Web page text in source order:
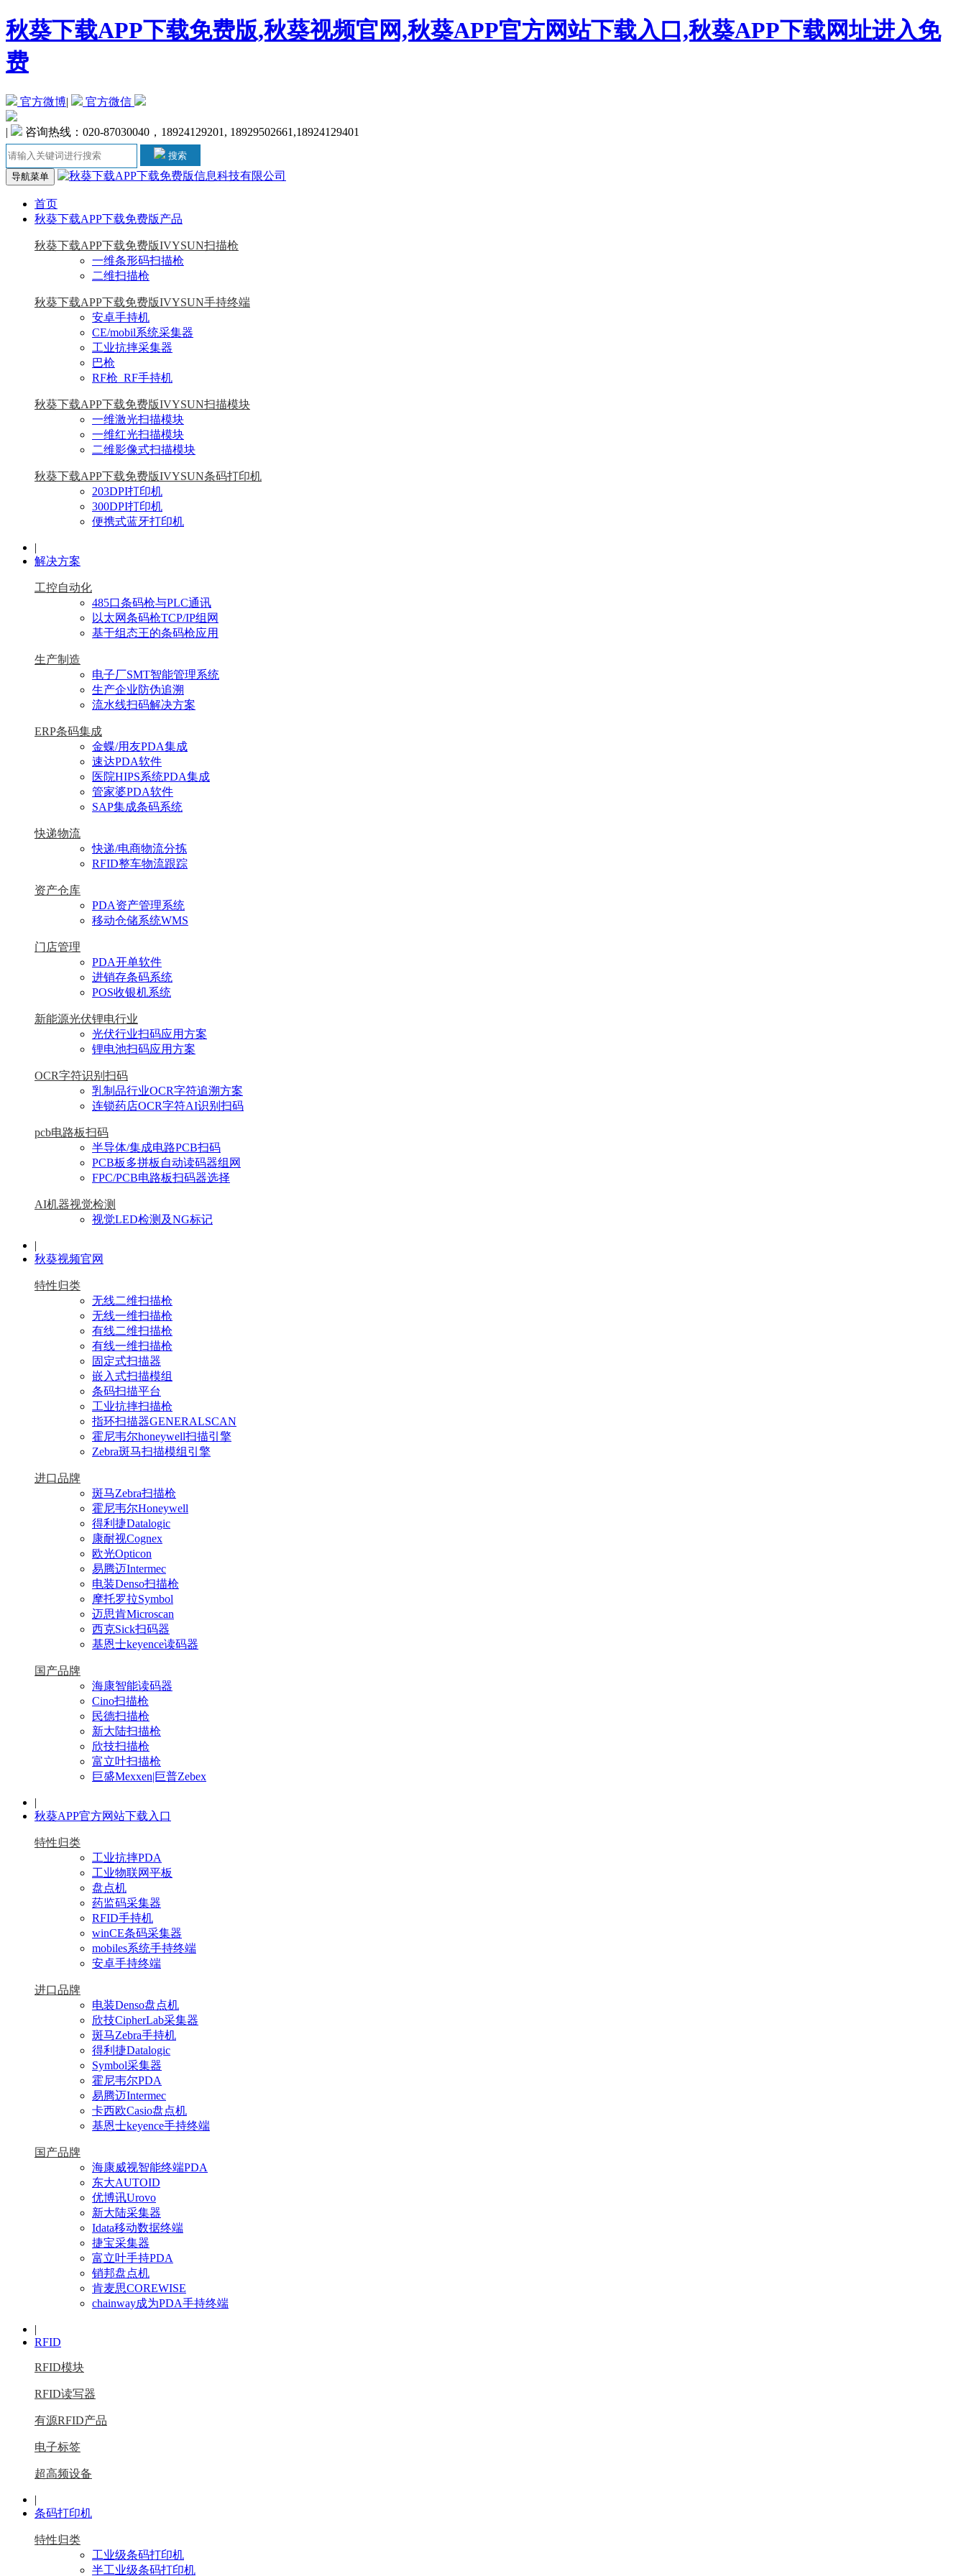
秋葵下载APP下载免费版,秋葵视频官网,秋葵APP官方网站下载入口,秋葵APP下载网址进入免
费
官方微博| 官方微信
| 咨询热线：020-87030040，18924129201, 18929502661,18924129401
搜索
导航菜单
首页
秋葵下载APP下载免费版产品
秋葵下载APP下载免费版IVYSUN扫描枪
一维条形码扫描枪
二维扫描枪
秋葵下载APP下载免费版IVYSUN手持终端
安卓手持机
CE/mobil系统采集器
工业抗摔采集器
巴枪
RF枪_RF手持机
秋葵下载APP下载免费版IVYSUN扫描模块
一维激光扫描模块
一维红光扫描模块
二维影像式扫描模块
秋葵下载APP下载免费版IVYSUN条码打印机
203DPI打印机
300DPI打印机
便携式蓝牙打印机
|
解决方案
工控自动化
485口条码枪与PLC通讯
以太网条码枪TCP/IP组网
基于组态王的条码枪应用
生产制造
电子厂SMT智能管理系统
生产企业防伪追溯
流水线扫码解决方案
ERP条码集成
金蝶/用友PDA集成
速达PDA软件
医院HIPS系统PDA集成
管家婆PDA软件
SAP集成条码系统
快递物流
快递/电商物流分拣
RFID整车物流跟踪
资产仓库
PDA资产管理系统
移动仓储系统WMS
门店管理
PDA开单软件
进销存条码系统
POS收银机系统
新能源光伏锂电行业
光伏行业扫码应用方案
锂电池扫码应用方案
OCR字符识别扫码
乳制品行业OCR字符追溯方案
连锁药店OCR字符AI识别扫码
pcb电路板扫码
半导体/集成电路PCB扫码
PCB板多拼板自动读码器组网
FPC/PCB电路板扫码器选择
AI机器视觉检测
视觉LED检测及NG标记
|
秋葵视频官网
特性归类
无线二维扫描枪
无线一维扫描枪
有线二维扫描枪
有线一维扫描枪
固定式扫描器
嵌入式扫描模组
条码扫描平台
工业抗摔扫描枪
指环扫描器GENERALSCAN
霍尼韦尔honeywell扫描引擎
Zebra斑马扫描模组引擎
进口品牌
斑马Zebra扫描枪
霍尼韦尔Honeywell
得利捷Datalogic
康耐视Cognex
欧光Opticon
易腾迈Intermec
电装Denso扫描枪
摩托罗拉Symbol
迈思肯Microscan
西克Sick扫码器
基恩士keyence读码器
国产品牌
海康智能读码器
Cino扫描枪
民德扫描枪
新大陆扫描枪
欣技扫描枪
富立叶扫描枪
巨盛Mexxen|巨普Zebex
|
秋葵APP官方网站下载入口
特性归类
工业抗摔PDA
工业物联网平板
盘点机
药监码采集器
RFID手持机
winCE条码采集器
mobiles系统手持终端
安卓手持终端
进口品牌
电装Denso盘点机
欣技CipherLab采集器
斑马Zebra手持机
得利捷Datalogic
Symbol采集器
霍尼韦尔PDA
易腾迈Intermec
卡西欧Casio盘点机
基恩士keyence手持终端
国产品牌
海康威视智能终端PDA
东大AUTOID
优博讯Urovo
新大陆采集器
Idata移动数据终端
捷宝采集器
富立叶手持PDA
销邦盘点机
肯麦思COREWISE
chainway成为PDA手持终端
|
RFID
RFID模块
RFID读写器
有源RFID产品
电子标签
超高频设备
|
条码打印机
特性归类
工业级条码打印机
半工业级条码打印机